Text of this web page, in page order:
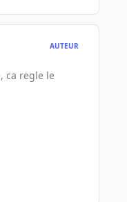
AUTEUR
ca regle le